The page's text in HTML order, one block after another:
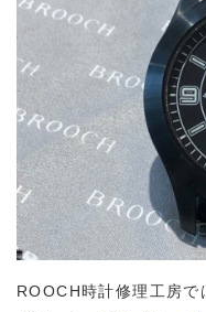
ROOCH時計修理工房で